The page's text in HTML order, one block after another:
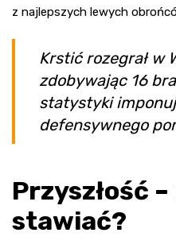
z najlepszych lewych
Krstić rozegrał w
zdobywając 16
statystyki
defensywnego
Przyszłość
stawiać?